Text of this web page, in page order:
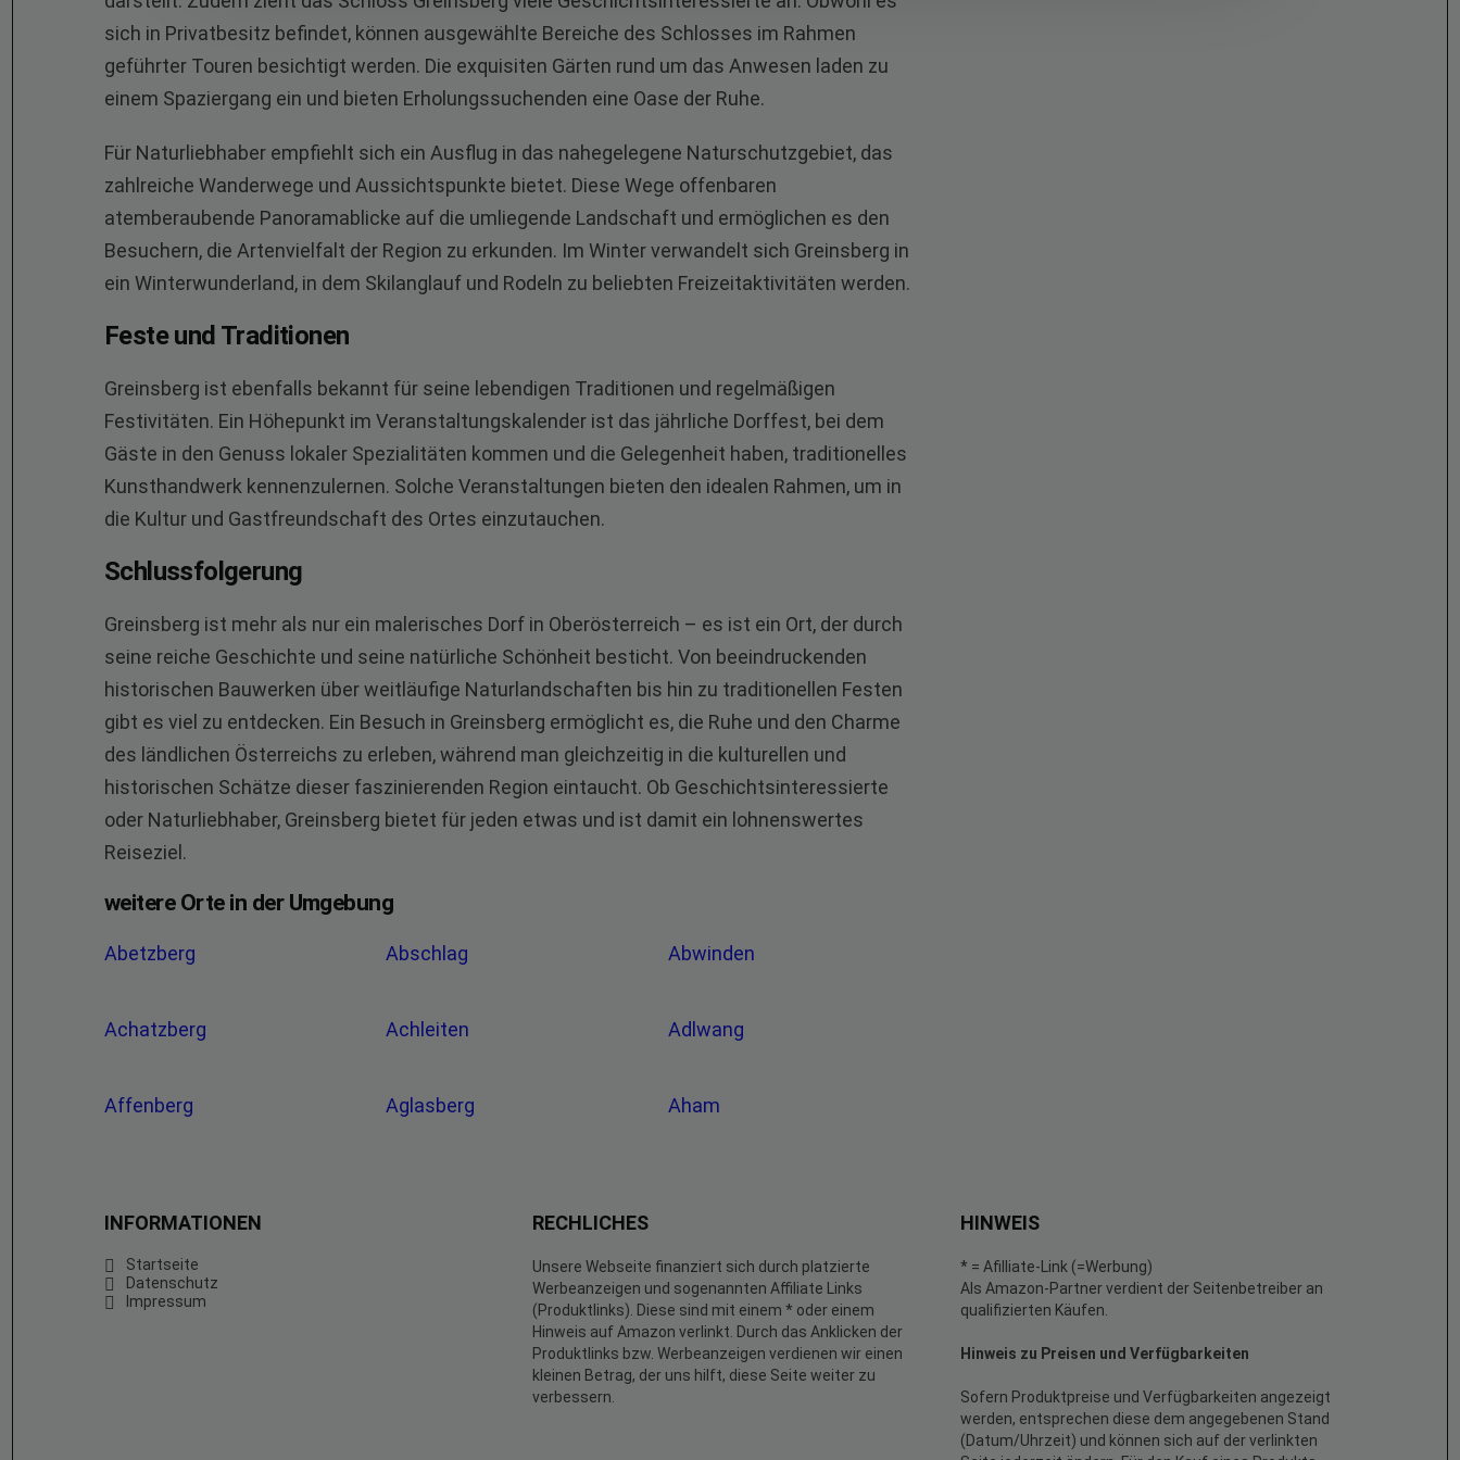
sich in Privatbesitz befindet, können ausgewählte Bereiche des Schlosses im Rahmen
geführter Touren besichtigt werden. Die exquisiten Gärten rund um das Anwesen laden zu
einem Spaziergang ein und bieten Erholungssuchenden eine Oase der Ruhe.
Für Naturliebhaber empfiehlt sich ein Ausflug in das nahegelegene Naturschutzgebiet, das
zahlreiche Wanderwege und Aussichtspunkte bietet. Diese Wege offenbaren
atemberaubende Panoramablicke auf die umliegende Landschaft und ermöglichen es den
Besuchern, die Artenvielfalt der Region zu erkunden. Im Winter verwandelt sich Greinsberg in
ein Winterwunderland, in dem Skilanglauf und Rodeln zu beliebten Freizeitaktivitäten werden.
Feste und Traditionen
Greinsberg ist ebenfalls bekannt für seine lebendigen Traditionen und regelmäßigen
Festivitäten. Ein Höhepunkt im Veranstaltungskalender ist das jährliche Dorffest, bei dem
Gäste in den Genuss lokaler Spezialitäten kommen und die Gelegenheit haben, traditionelles
Kunsthandwerk kennenzulernen. Solche Veranstaltungen bieten den idealen Rahmen, um in
die Kultur und Gastfreundschaft des Ortes einzutauchen.
Schlussfolgerung
Greinsberg ist mehr als nur ein malerisches Dorf in Oberösterreich – es ist ein Ort, der durch
seine reiche Geschichte und seine natürliche Schönheit besticht. Von beeindruckenden
historischen Bauwerken über weitläufige Naturlandschaften bis hin zu traditionellen Festen
gibt es viel zu entdecken. Ein Besuch in Greinsberg ermöglicht es, die Ruhe und den Charme
des ländlichen Österreichs zu erleben, während man gleichzeitig in die kulturellen und
historischen Schätze dieser faszinierenden Region eintaucht. Ob Geschichtsinteressierte
oder Naturliebhaber, Greinsberg bietet für jeden etwas und ist damit ein lohnenswertes
Reiseziel.
weitere Orte in der Umgebung
Abetzberg Abschlag Abwinden
Achatzberg Achleiten Adlwang
Affenberg Aglasberg Aham
INFORMATIONEN
Startseite
Datenschutz
Impressum
RECHLICHES
Unsere Webseite finanziert sich durch platzierte
Werbeanzeigen und sogenannten Affiliate Links
(Produktlinks). Diese sind mit einem * oder einem
Hinweis auf Amazon verlinkt. Durch das Anklicken der
Produktlinks bzw. Werbeanzeigen verdienen wir einen
kleinen Betrag, der uns hilft, diese Seite weiter zu
verbessern.
HINWEIS
* = Afilliate-Link (=Werbung)
Als Amazon-Partner verdient der Seitenbetreiber an
qualifizierten Käufen.
Hinweis zu Preisen und Verfügbarkeiten
Sofern Produktpreise und Verfügbarkeiten angezeigt
werden, entsprechen diese dem angegebenen Stand
(Datum/Uhrzeit) und können sich auf der verlinkten